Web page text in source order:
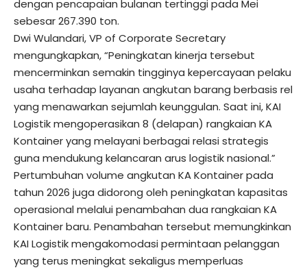
dengan pencapaian bulanan tertinggi pada Mei
sebesar 267.390 ton.
Dwi Wulandari, VP of Corporate Secretary
mengungkapkan, “Peningkatan kinerja tersebut
mencerminkan semakin tingginya kepercayaan pelaku
usaha terhadap layanan angkutan barang berbasis rel
yang menawarkan sejumlah keunggulan. Saat ini, KAI
Logistik mengoperasikan 8 (delapan) rangkaian KA
Kontainer yang melayani berbagai relasi strategis
guna mendukung kelancaran arus logistik nasional.”
Pertumbuhan volume angkutan KA Kontainer pada
tahun 2026 juga didorong oleh peningkatan kapasitas
operasional melalui penambahan dua rangkaian KA
Kontainer baru. Penambahan tersebut memungkinkan
KAI Logistik mengakomodasi permintaan pelanggan
yang terus meningkat sekaligus memperluas